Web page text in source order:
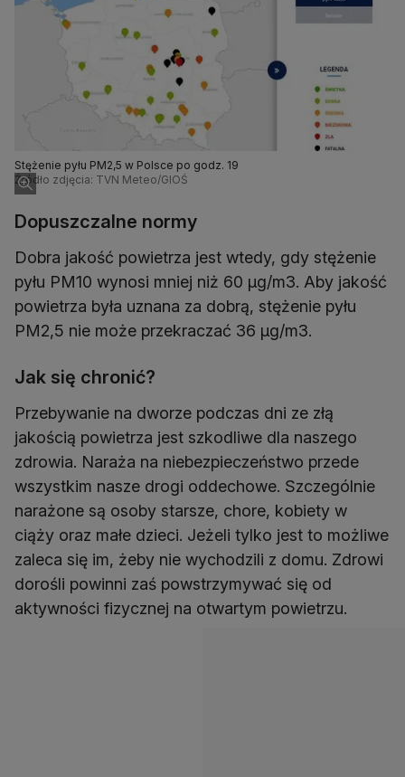
Stężenie pyłu PM2,5 w Polsce po godz. 19
Źródło zdjęcia: TVN Meteo/GIOŚ
Dopuszczalne normy
Dobra jakość powietrza jest wtedy, gdy stężenie
pyłu PM10 wynosi mniej niż 60 µg/m3. Aby jakość
powietrza była uznana za dobrą, stężenie pyłu
PM2,5 nie może przekraczać 36 µg/m3.
Jak się chronić?
Przebywanie na dworze podczas dni ze złą
jakością powietrza jest szkodliwe dla naszego
zdrowia. Naraża na niebezpieczeństwo przede
wszystkim nasze drogi oddechowe. Szczególnie
narażone są osoby starsze, chore, kobiety w
ciąży oraz małe dzieci. Jeżeli tylko jest to możliwe
zaleca się im, żeby nie wychodzili z domu. Zdrowi
dorośli powinni zaś powstrzymywać się od
aktywności fizycznej na otwartym powietrzu.